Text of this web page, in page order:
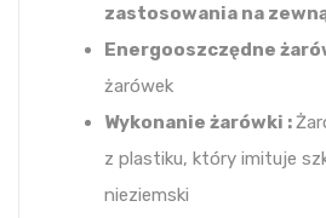
zastosowania na
Energooszczędne
żarówek
Wykonanie żarówki :
z plastiku, który imituje
nieziemski